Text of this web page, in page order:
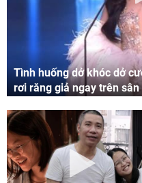
Tình huống dở khóc dở
rơi răng giả ngay trên sân